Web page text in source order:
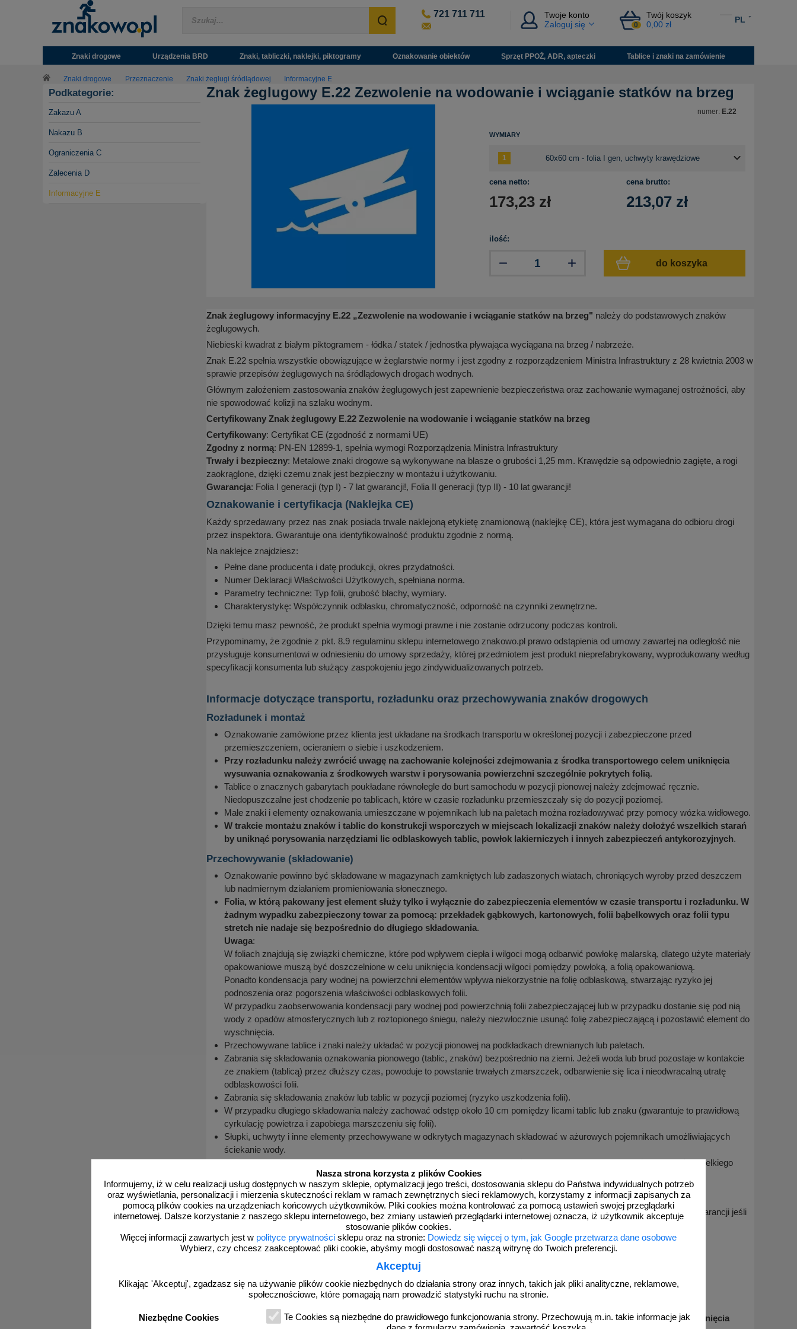
Nasza strona korzysta z plików Cookies
Informujemy, iż w celu realizacji usług dostępnych w naszym sklepie, optymalizacji jego treści, dostosowania sklepu do Państwa indywidualnych potrzeb
oraz wyświetlania, personalizacji i mierzenia skuteczności reklam w ramach zewnętrznych sieci reklamowych, korzystamy z informacji zapisanych za
pomocą plików cookies na urządzeniach końcowych użytkowników. Pliki cookies można kontrolować za pomocą ustawień swojej przeglądarki
internetowej. Dalsze korzystanie z naszego sklepu internetowego, bez zmiany ustawień przeglądarki internetowej oznacza, iż użytkownik akceptuje
stosowanie plików cookies.
Więcej informacji zawartych jest w polityce prywatności sklepu oraz na stronie: Dowiedz się więcej o tym, jak Google przetwarza dane osobowe
Wybierz, czy chcesz zaakceptować pliki cookie, abyśmy mogli dostosować naszą witrynę do Twoich preferencji.
Akceptuj
Klikając 'Akceptuj', zgadzasz się na używanie plików cookie niezbędnych do działania strony oraz innych, takich jak pliki analityczne, reklamowe,
społecznościowe, które pomagają nam prowadzić statystyki ruchu na stronie.
Niezbędne Cookies
Te Cookies są niezbędne do prawidłowego funkcjonowania strony. Przechowują m.in. takie informacje jak
721 711 711
Twoje konto
Zaloguj się
Twój koszyk
0 0,00 zł
PL
Znaki drogowe Urządzenia BRD Znaki, tabliczki, naklejki, piktogramy Oznakowanie obiektów Sprzęt PPOŻ, ADR, apteczki Tablice i znaki na zamówienie
Znaki drogowe Przeznaczenie Znaki żeglugi śródlądowej Informacyjne E
Podkategorie:
Zakazu A
Nakazu B
Ograniczenia C
Zalecenia D
Informacyjne E
Znak żeglugowy E.22 Zezwolenie na wodowanie i wciąganie statków na brzeg
numer: E.22
WYMIARY
cena netto:
173,23 zł
cena brutto:
213,07 zł
ilość:
do koszyka
Znak żeglugowy informacyjny E.22 „Zezwolenie na wodowanie i wciąganie statków na brzeg" należy do podstawowych znaków
żeglugowych.
Niebieski kwadrat z białym piktogramem - łódka / statek / jednostka pływająca wyciągana na brzeg / nabrzeże.
Znak E.22 spełnia wszystkie obowiązujące w żeglarstwie normy i jest zgodny z rozporządzeniem Ministra Infrastruktury z 28 kwietnia 2003 w
sprawie przepisów żeglugowych na śródlądowych drogach wodnych.
Głównym założeniem zastosowania znaków żeglugowych jest zapewnienie bezpieczeństwa oraz zachowanie wymaganej ostrożności, aby
nie spowodować kolizji na szlaku wodnym.
Certyfikowany Znak żeglugowy E.22 Zezwolenie na wodowanie i wciąganie statków na brzeg
Certyfikowany: Certyfikat CE (zgodność z normami UE)
Zgodny z normą: PN-EN 12899-1, spełnia wymogi Rozporządzenia Ministra Infrastruktury
Trwały i bezpieczny: Metalowe znaki drogowe są wykonywane na blasze o grubości 1,25 mm. Krawędzie są odpowiednio zagięte, a rogi
zaokrąglone, dzięki czemu znak jest bezpieczny w montażu i użytkowaniu.
Gwarancja: Folia I generacji (typ I) - 7 lat gwarancji!, Folia II generacji (typ II) - 10 lat gwarancji!
Oznakowanie i certyfikacja (Naklejka CE)
Każdy sprzedawany przez nas znak posiada trwale naklejoną etykietę znamionową (naklejkę CE), która jest wymagana do odbioru drogi
przez inspektora. Gwarantuje ona identyfikowalność produktu zgodnie z normą.
Na naklejce znajdziesz:
Pełne dane producenta i datę produkcji, okres przydatności.
Numer Deklaracji Właściwości Użytkowych, spełniana norma.
Parametry techniczne: Typ folii, grubość blachy, wymiary.
Charakterystykę: Współczynnik odblasku, chromatyczność, odporność na czynniki zewnętrzne.
Dzięki temu masz pewność, że produkt spełnia wymogi prawne i nie zostanie odrzucony podczas kontroli.
Przypominamy, że zgodnie z pkt. 8.9 regulaminu sklepu internetowego znakowo.pl prawo odstąpienia od umowy zawartej na odległość nie
przysługuje konsumentowi w odniesieniu do umowy sprzedaży, której przedmiotem jest produkt nieprefabrykowany, wyprodukowany według
specyfikacji konsumenta lub służący zaspokojeniu jego zindywidualizowanych potrzeb.
Informacje dotyczące transportu, rozładunku oraz przechowywania znaków drogowych
Rozładunek i montaż
Oznakowanie zamówione przez klienta jest układane na środkach transportu w określonej pozycji i zabezpieczone przed
przemieszczeniem, ocieraniem o siebie i uszkodzeniem.
Przy rozładunku należy zwrócić uwagę na zachowanie kolejności zdejmowania z środka transportowego celem uniknięcia
wysuwania oznakowania z środkowych warstw i porysowania powierzchni szczególnie pokrytych folią.
Tablice o znacznych gabarytach poukładane równolegle do burt samochodu w pozycji pionowej należy zdejmować ręcznie.
Niedopuszczalne jest chodzenie po tablicach, które w czasie rozładunku przemieszczały się do pozycji poziomej.
Małe znaki i elementy oznakowania umieszczane w pojemnikach lub na paletach można rozładowywać przy pomocy wózka widłowego.
W trakcie montażu znaków i tablic do konstrukcji wsporczych w miejscach lokalizacji znaków należy dołożyć wszelkich starań
by uniknąć porysowania narzędziami lic odblaskowych tablic, powłok lakierniczych i innych zabezpieczeń antykorozyjnych.
Przechowywanie (składowanie)
Oznakowanie powinno być składowane w magazynach zamkniętych lub zadaszonych wiatach, chroniących wyroby przed deszczem
lub nadmiernym działaniem promieniowania słonecznego.
Folia, w którą pakowany jest element służy tylko i wyłącznie do zabezpieczenia elementów w czasie transportu i rozładunku. W
żadnym wypadku zabezpieczony towar za pomocą: przekładek gąbkowych, kartonowych, folii bąbelkowych oraz folii typu
stretch nie nadaje się bezpośrednio do długiego składowania.
Uwaga:
W foliach znajdują się związki chemiczne, które pod wpływem ciepła i wilgoci mogą odbarwić powłokę malarską, dlatego użyte materiały
opakowaniowe muszą być doszczelnione w celu uniknięcia kondensacji wilgoci pomiędzy powłoką, a folią opakowaniową.
Ponadto kondensacja pary wodnej na powierzchni elementów wpływa niekorzystnie na folię odblaskową, stwarzając ryzyko jej
podnoszenia oraz pogorszenia właściwości odblaskowych folii.
W przypadku zaobserwowania kondensacji pary wodnej pod powierzchnią folii zabezpieczającej lub w przypadku dostanie się pod nią
wody z opadów atmosferycznych lub z roztopionego śniegu, należy niezwłocznie usunąć folię zabezpieczającą i pozostawić element do
wyschnięcia.
Przechowywane tablice i znaki należy układać w pozycji pionowej na podkładkach drewnianych lub paletach.
Zabrania się składowania oznakowania pionowego (tablic, znaków) bezpośrednio na ziemi. Jeżeli woda lub brud pozostaje w kontakcie
ze znakiem (tablicą) przez dłuższy czas, powoduje to powstanie trwałych zmarszczek, odbarwienie się lica i nieodwracalną utratę
odblaskowości folii.
Zabrania się składowania znaków lub tablic w pozycji poziomej (ryzyko uszkodzenia folii).
W przypadku długiego składowania należy zachować odstęp około 10 cm pomiędzy licami tablic lub znaku (gwarantuje to prawidłową
cyrkulację powietrza i zapobiega marszczeniu się folii).
Słupki, uchwyty i inne elementy przechowywane w odkrytych magazynach składować w ażurowych pojemnikach umożliwiających
ściekanie wody.
Przy rozładunku i przechowywaniu elementów oznakowania pionowego należy zachować szczególną ostrożność, gdyż wszelkiego
rodzaju zarysowania powodują obniżenie jakości towaru.
Wszystkie odstępstwa od niniejszej instrukcji powodują odrzucenie reklamacji.
UWAGA! Znaki są przeznaczone na potrzeby żeglugi śródlądowej. Znaki nie są odporne na wodę morską. Nie dajemy żadnej gwarancji jeśli
chodzi o oddziaływanie wody morskiej.
Informacje dotyczące transportu, rozładunku oraz przechowywania znaków drogowych
Oznakowanie zamówione przez klienta jest układane na środkach transportu w określonej pozycji i zabezpieczone przed
Przy rozładunku należy zwrócić uwagę na zachowanie kolejności zdejmowania z środka transportowego celem uniknięcia